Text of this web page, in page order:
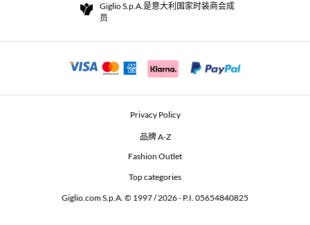
Beauty Seekers VIP Club
For a safe shopping experience
Security Communication
Giglio S.p.A.是意大利国家时装商会成
员
Privacy Policy
品牌 A-Z
Fashion Outlet
Top categories
Giglio.com S.p.A. © 1997 / 2026 - P.I. 05654840825